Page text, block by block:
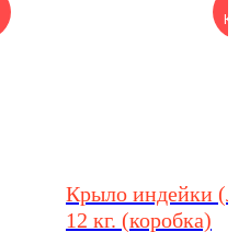
Крыло индейки
12 кг. (коробка)